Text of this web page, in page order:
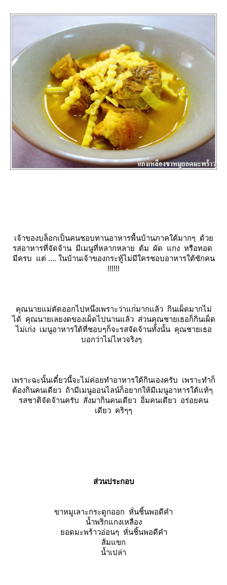
เจ้าของบล็อกเป็นคนชอบทานอาหารพื้นบ้านภาคใต้มากๆ ด้ว
รสอาหารที่จัดจ้าน มีเมนูที่หลากหลาย ต้ม ผัด แกง หรือทอด
มีครบ แต่ .... ในบ้านเจ้าของกระทู้ไม่มีใครชอบอาหารใต้ซักคน
!!!!!!
คุณนายแม่ตัดออกไปหนึ่งเพราะว่าแก่่มากแล้ว กินเผ็ดมากไม่
ได้ คุณนายเลยงดของเผ็ดไปนานแล้ว ส่วนคุณชายเธอก็กินเผ็ด
ไม่เก่ง เมนูอาหารใต้ที่ชอบๆก็จะรสจัดจ้านทั้งนั้น คุณชายเธอ
บอกว่าไม่ไหวจริงๆ
เพราะฉะนั้นเดี๋ยวนี้จะไม่ค่อยทำอาหารใต้กินเองครับ เพราะทำก็
ต้องกินคนเดียว ถ้ามีเมนูออนไลน์ก็อยากให้มีเมนูอาหารใต้แท้ๆ
รสชาติจัดจ้านครับ สั่งมากินคนเดียว อิ่มคนเดียว อร่อยคน
เดียว คริๆๆ
ส่วนประกอบ
ขาหมูเลาะกระดูกออก หั่นชิ้นพอดีคำ
น้ำพริกแกงเหลือง
อดมะพร้าวอ่อนๆ หั่นชิ้นพอดีคำ
ส้มแขก
น้ำเปล่า